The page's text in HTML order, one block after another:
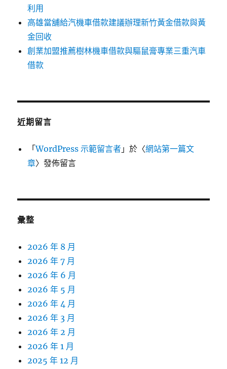
利用
高雄當舖給汽機車借款建議辦理新竹黃金借款與黃
金回收
創業加盟推薦樹林機車借款與驅鼠膏專業三重汽車
借款
近期留言
「WordPress 示範留言者 」於〈網站第一篇文
章〉發佈留言
彙整
2026 年 8 月
2026 年 7 月
2026 年 6 月
2026 年 5 月
2026 年 4 月
2026 年 3 月
2026 年 2 月
2026 年 1 月
2025 年 12 月